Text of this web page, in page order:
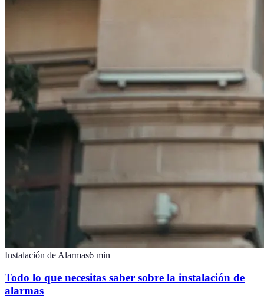
Instalación de Alarmas6 min
Todo lo que necesitas saber sobre la instalación de
alarmas